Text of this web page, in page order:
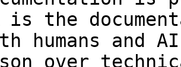
is the
humans and
over